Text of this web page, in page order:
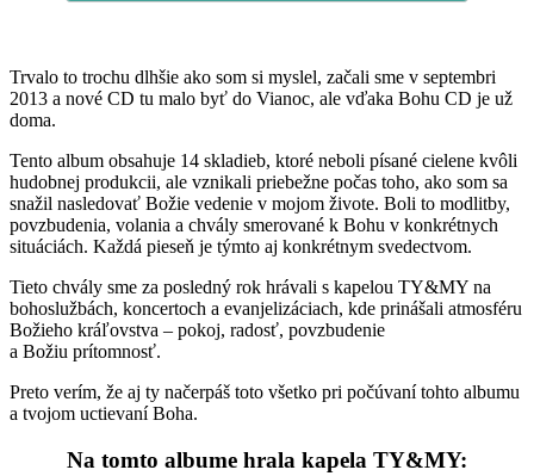
Trvalo to trochu dlhšie ako som si myslel, začali sme v septembri
2013 a nové CD tu malo byť do Vianoc, ale vďaka Bohu CD je už
doma.
Tento album obsahuje 14 skladieb, ktoré neboli písané cielene kvôli
hudobnej produkcii, ale vznikali priebežne počas toho, ako som sa
snažil nasledovať Božie vedenie v mojom živote. Boli to modlitby,
povzbudenia, volania a chvály smerované k Bohu v konkrétnych
situáciách. Každá pieseň je týmto aj konkrétnym svedectvom.
Tieto chvály sme za posledný rok hrávali s kapelou TY&MY na
bohoslužbách, koncertoch a evanjelizáciach, kde prinášali atmosféru
Božieho kráľovstva – pokoj, radosť, povzbudenie
a Božiu prítomnosť.
Preto verím, že aj ty načerpáš toto všetko pri počúvaní tohto albumu
a tvojom uctievaní Boha.
Na tomto albume hrala kapela TY&MY: